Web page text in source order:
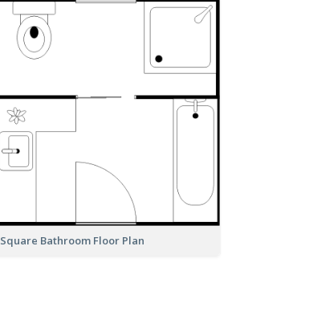
Square Bathroom Floor Plan